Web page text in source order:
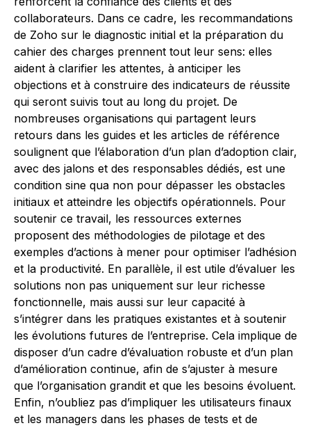
collaborateurs. Dans ce cadre, les recommandations
de Zoho sur le diagnostic initial et la préparation du
cahier des charges prennent tout leur sens: elles
aident à clarifier les attentes, à anticiper les
objections et à construire des indicateurs de réussite
qui seront suivis tout au long du projet. De
nombreuses organisations qui partagent leurs
retours dans les guides et les articles de référence
soulignent que l’élaboration d’un plan d’adoption clair,
avec des jalons et des responsables dédiés, est une
condition sine qua non pour dépasser les obstacles
initiaux et atteindre les objectifs opérationnels. Pour
soutenir ce travail, les ressources externes
proposent des méthodologies de pilotage et des
exemples d’actions à mener pour optimiser l’adhésion
et la productivité. En parallèle, il est utile d’évaluer les
solutions non pas uniquement sur leur richesse
fonctionnelle, mais aussi sur leur capacité à
s’intégrer dans les pratiques existantes et à soutenir
les évolutions futures de l’entreprise. Cela implique de
disposer d’un cadre d’évaluation robuste et d’un plan
d’amélioration continue, afin de s’ajuster à mesure
que l’organisation grandit et que les besoins évoluent.
Enfin, n’oubliez pas d’impliquer les utilisateurs finaux
et les managers dans les phases de tests et de